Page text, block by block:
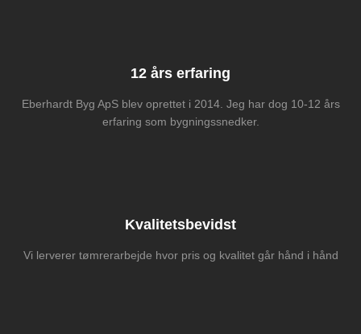
12 års erfaring
Eberhardt Byg ApS blev oprettet i 2014. Jeg har dog 10-12 års
erfaring som bygningssnedker.
Kvalitetsbevidst
Vi lerverer tømrerarbejde hvor pris og kvalitet går hånd i hånd